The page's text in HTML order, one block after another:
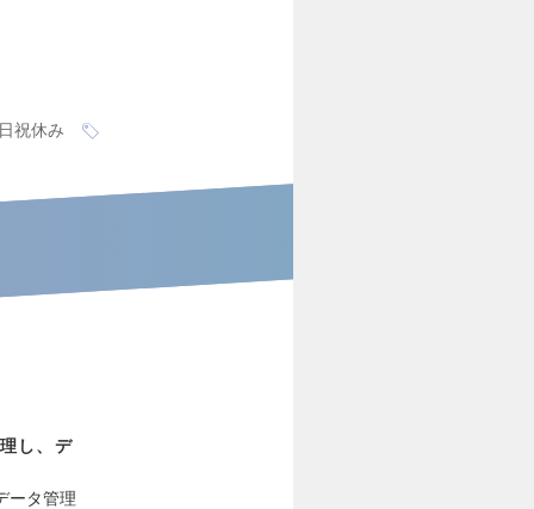
祝休み
し、デ
ータ管理